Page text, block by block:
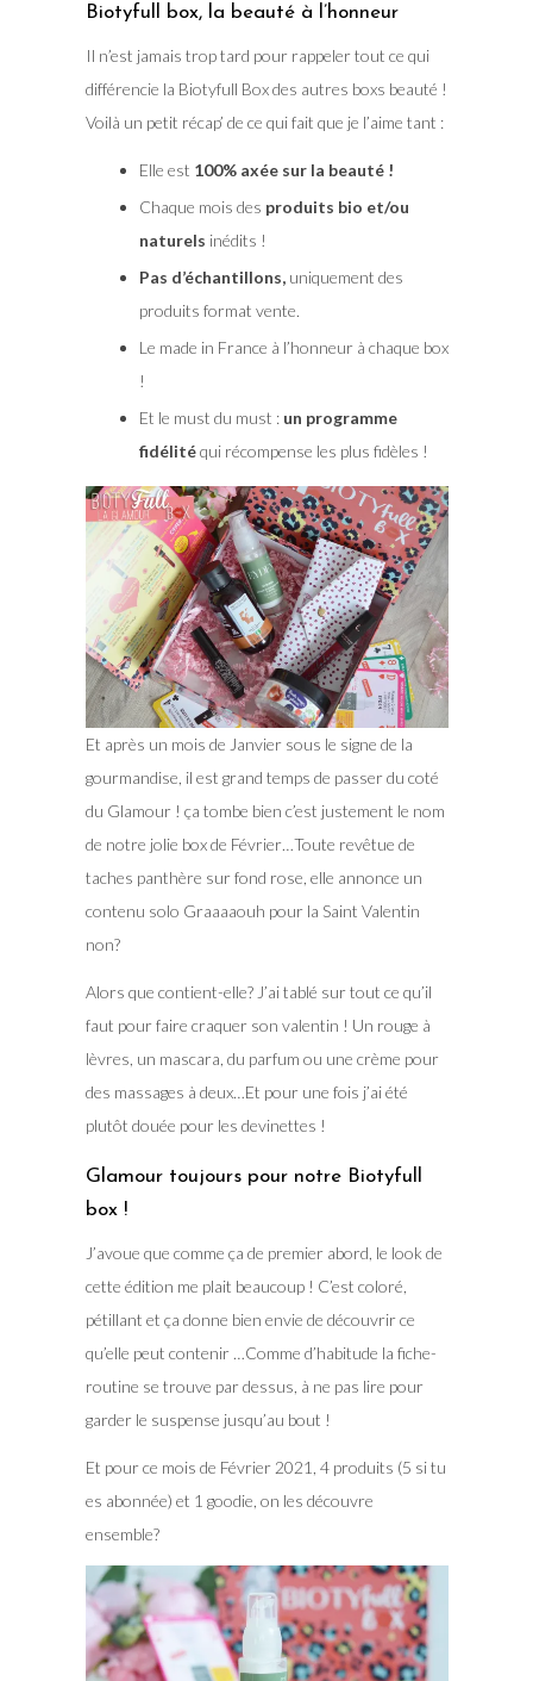
Biotyfull box, la beauté à l’honneur
Il n’est jamais trop tard pour rappeler tout ce qui
différencie la Biotyfull Box des autres boxs beauté !
Voilà un petit récap’ de ce qui fait que je l’aime tant :
Elle est 100% axée sur la beauté !
Chaque mois des produits bio et/ou
naturels inédits !
Pas d’échantillons, uniquement des
produits format vente.
Le made in France à l’honneur à chaque box
!
Et le must du must : un programme
fidélitéqui récompense les plus fidèles !
Et après un mois de Janvier sous le signe de la
gourmandise, il est grand temps de passer du coté
du Glamour ! ça tombe bien c’est justement le nom
de notre jolie box de Février…Toute revêtue de
taches panthère sur fond rose, elle annonce un
contenu solo Graaaaouh pour la Saint Valentin
non?
Alors que contient-elle? J’ai tablé sur tout ce qu’il
faut pour faire craquer son valentin ! Un rouge à
lèvres, un mascara, du parfum ou une crème pour
des massages à deux…Et pour une fois j’ai été
plutôt douée pour les devinettes !
Glamour toujours pour notre Biotyfull
box !
J’avoue que comme ça de premier abord, le look de
cette édition me plait beaucoup ! C’est coloré,
pétillant et ça donne bien envie de découvrir ce
qu’elle peut contenir …Comme d’habitude la fiche-
routine se trouve par dessus, à ne pas lire pour
garder le suspense jusqu’au bout !
Et pour ce mois de Février 2021, 4 produits (5 si tu
es abonnée) et 1 goodie, on les découvre
ensemble?